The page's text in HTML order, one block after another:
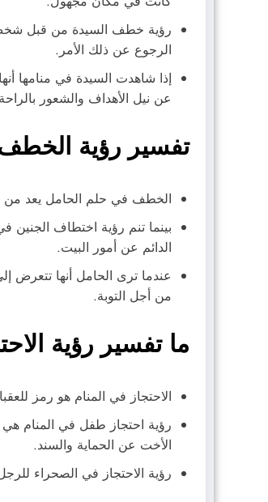
رؤية خطف السيدة من قبل شخص
الرجوع عن ذلك الأمر.
إذا شاهدت السيدة في منامها
عن نيل الأهداف والشعور
تفسير رؤية
الخطف في حلم الحامل يعد من
بينما تنم رؤية اختطاف
الدائم عن أمور البيت.
عندما ترى الحامل أنها تتعرض
من أجل التوبة.
ما تفسير رؤية
الاحتجاز في المنام هو رمز
رؤية احتجاز طفل في المنام هي
الأخت عن الحماية والسند.
رؤية الاحتجاز في الصحراء